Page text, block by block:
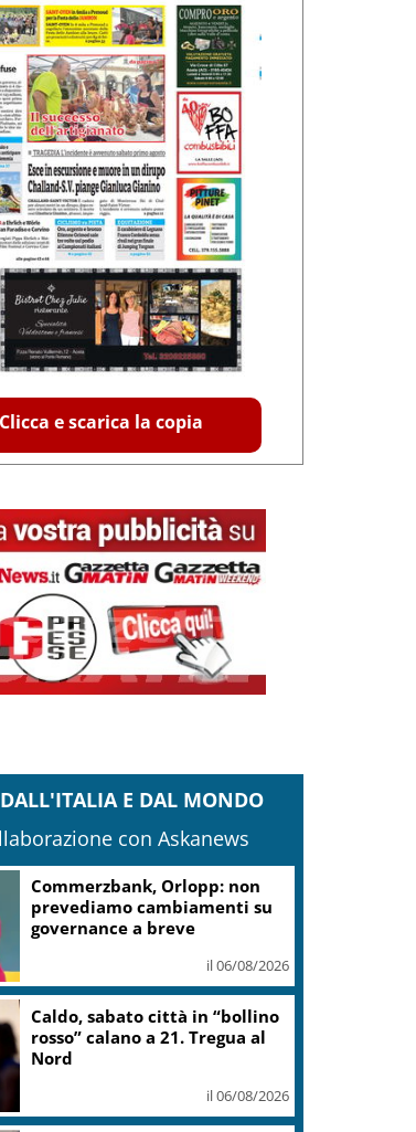
Clicca e scarica la copia
E DAL MONDO
con Askanews
Addio a Francesco Guccini, la
voce controcorrente che
raccontò l’Italia
il 06/08/2026
Venezia83, omaggio a Hugo
Pratt: proiezione speciale di
“Hugo a Venezia”
il 06/08/2026